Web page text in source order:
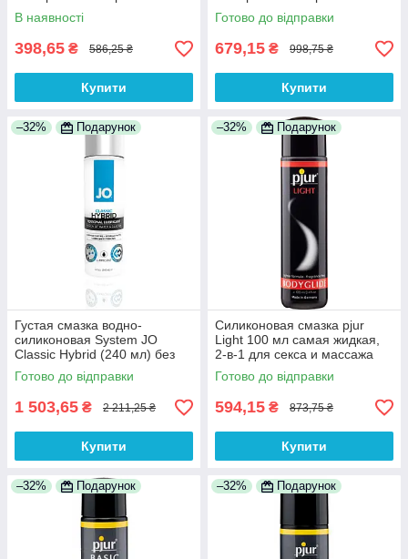
консервантов специально
для нее 100% Анонімності
В наявності
398,65 ₴ 586,25 ₴
Купити
консервантів спеціально для
неї 100% Анонімності
Готово до відправки
679,15 ₴ 998,75 ₴
Купити
–32% Подарунок
Густая смазка водно-
силиконовая System JO
Classic Hybrid (240 мл) без
парабенов, глицерина и
масел 100% Анонімності
Готово до відправки
1 503,65 ₴ 2 211,25 ₴
Купити
–32% Подарунок
Силиконовая смазка pjur
Light 100 мл самая жидкая,
2-в-1 для секса и массажа
100% Анонімності
Готово до відправки
594,15 ₴ 873,75 ₴
Купити
–32% Подарунок –32% Подарунок